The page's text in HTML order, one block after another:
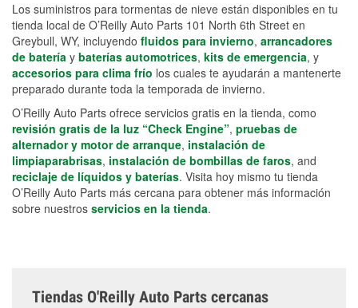
Los suministros para tormentas de nieve están disponibles en tu
tienda local de O’Reilly Auto Parts 101 North 6th Street en
Greybull, WY, incluyendo fluidos para invierno, arrancadores
de batería y baterías automotrices, kits de emergencia, y
accesorios para clima frío los cuales te ayudarán a mantenerte
preparado durante toda la temporada de invierno.
O’Reilly Auto Parts ofrece servicios gratis en la tienda, como
revisión gratis de la luz “Check Engine”, pruebas de
alternador y motor de arranque, instalación de
limpiaparabrisas, instalación de bombillas de faros, and
reciclaje de líquidos y baterías. Visita hoy mismo tu tienda
O’Reilly Auto Parts más cercana para obtener más información
sobre nuestros servicios en la tienda.
Tiendas O'Reilly Auto Parts cercanas